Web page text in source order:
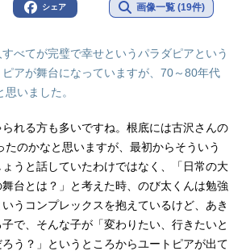
シェア 画像一覧 (19件)
べてが完璧で幸せというパラダピアという
アが舞台になっていますが、70～80年代
いました。
れる方も多いですね。根底には古沢さんの
たのかなと思いますが、最初からそういう
うと話していたわけではなく、「日常の大
台とは？」と考えた時、のび太くんは勉強
うコンプレックスを抱えているけど、あき
で、そんな子が「変わりたい、行きたいと
う？」というところからユートピアが出て